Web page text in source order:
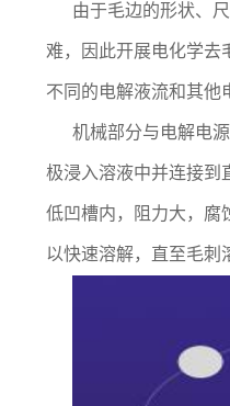
由于毛边的形状、
难，因此开展电化学去
不同的电解液流和其他
机械部分与电解电
极浸入溶液中并连接到
低凹槽内，阻力大，腐
以快速溶解，直至毛刺